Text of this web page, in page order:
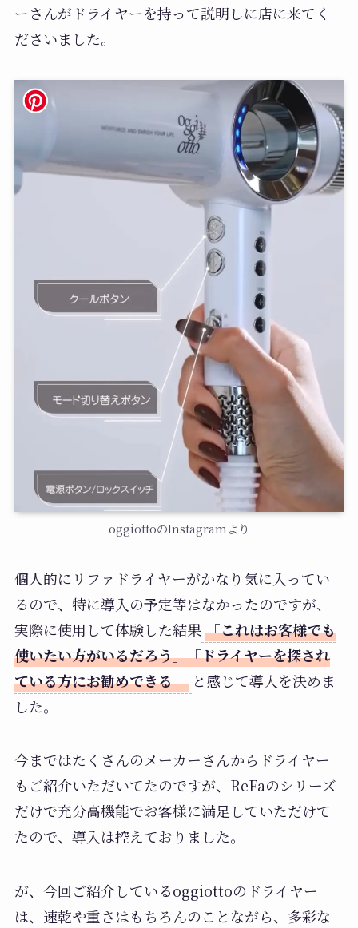
ーさんがドライヤーを持って説明しに店に来てく
ださいました。
oggiottoのInstagramより
個人的にリファドライヤーがかなり気に入ってい
るので、特に導入の予定等はなかったのですが、
実際に使用して体験した結果 「これはお客様でも
使いたい方がいるだろう」「ドライヤーを探され
ている方にお勧めできる」 と感じて導入を決めま
した。
今まではたくさんのメーカーさんからドライヤー
もご紹介いただいてたのですが、ReFaのシリーズ
だけで充分高機能でお客様に満足していただけて
たので、導入は控えておりました。
が、今回ご紹介しているoggiottoのドライヤー
は、速乾や重さはもちろんのことながら、多彩な